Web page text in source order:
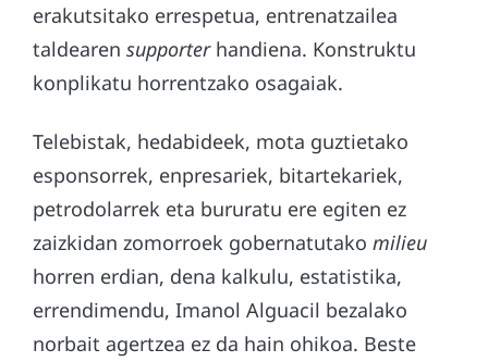
erakutsitako errespetua, entrenatzailea
taldearen supporterhandiena. Konstruktu
konplikatu horrentzako osagaiak.
Telebistak, hedabideek, mota guztietako
esponsorrek, enpresariek, bitartekariek,
petrodolarrek eta bururatu ere egiten ez
zaizkidan zomorroek gobernatutako milieu
horren erdian, dena kalkulu, estatistika,
errendimendu, Imanol Alguacil bezalako
norbait agertzea ez da hain ohikoa. Beste